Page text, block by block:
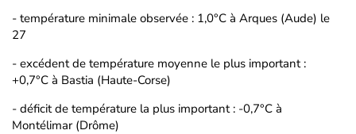
- température minimale observée : 1,0°C à Arques (Aude) le
27
- excédent de température moyenne le plus important :
+0,7°C à Bastia (Haute-Corse)
- déficit de température la plus important : -0,7°C à
Montélimar (Drôme)